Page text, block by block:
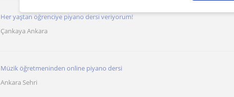
Her yaştan öğrenciye piyano dersi veriyorum!
Çankaya Ankara
Müzik öğretmeninden online piyano dersi
Ankara Sehri